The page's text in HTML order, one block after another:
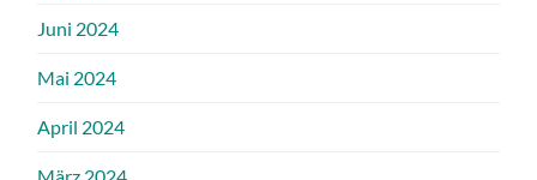
Juni 2024
Mai 2024
April 2024